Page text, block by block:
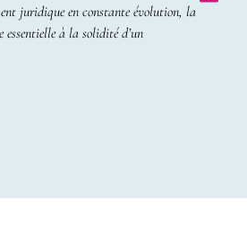
juridique en constante évolution, la
à la solidité d’un